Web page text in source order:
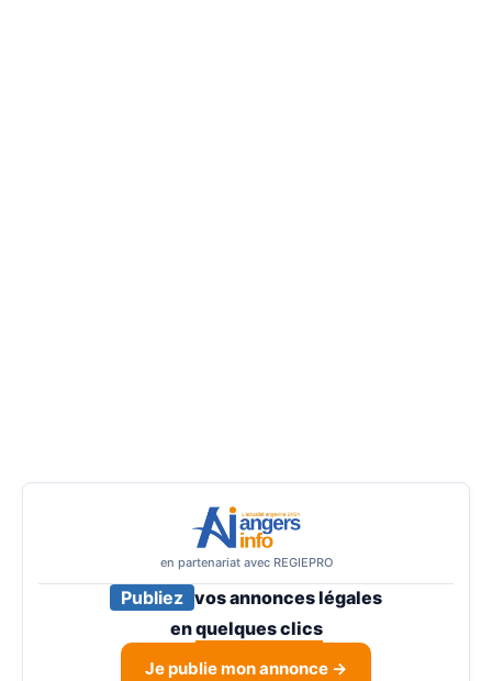
en partenariat avec REGIEPRO
Publiez vos annonces légales
enquelques clics
Je publie mon annonce →